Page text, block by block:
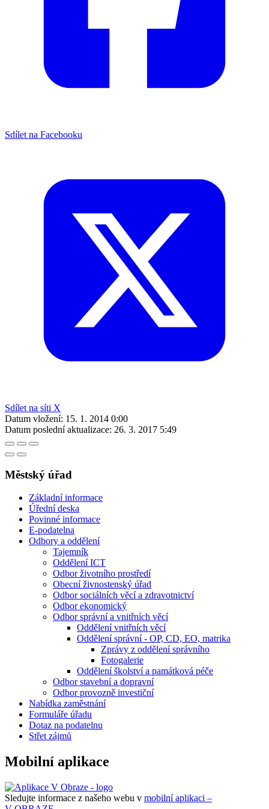
Sdílet na Facebooku
Sdílet na síti X
Datum vložení: 15. 1. 2014 0:00
Datum poslední aktualizace: 26. 3. 2017 5:49
Městský úřad
Základní informace
Úřední deska
Povinné informace
E-podatelna
Odbory a oddělení
Tajemník
Oddělení ICT
Odbor životního prostředí
Obecní živnostenský úřad
Odbor sociálních věcí a zdravotnictví
Odbor ekonomický
Odbor správní a vnitřních věcí
Oddělení vnitřních věcí
Oddělení správní - OP, CD, EO, matrika
Zprávy z oddělení správního
Fotogalerie
Oddělení školství a památková péče
Odbor stavební a dopravní
Odbor provozně investiční
Nabídka zaměstnání
Formuláře úřadu
Dotaz na podatelnu
Střet zájmů
Mobilní aplikace
Sledujte informace z našeho webu v mobilní aplikaci –